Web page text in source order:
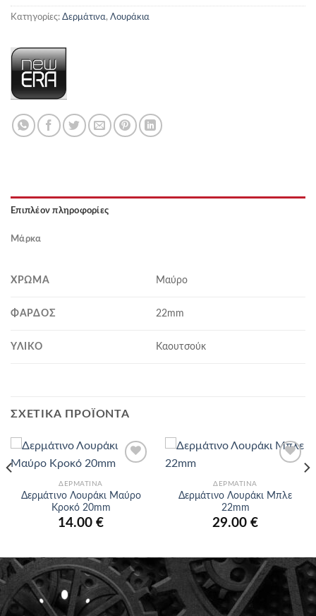
Κατηγορίες: Δερμάτινα, Λουράκια
Επιπλέον πληροφορίες
Μάρκα
ΧΡΏΜΑ Μαύρο
ΦΆΡΔΟΣ 22mm
ΥΛΙΚΌ Καουτσούκ
ΣΧΕΤΙΚΆ ΠΡΟΪΌΝΤΑ
αγαπημένα
ΔΕΡΜΆΤΙΝΑ
Δερμάτινο Λουράκι Μαύρο
Κροκό 20mm
14.00 €
αγαπημένα
ΔΕΡΜΆΤΙΝΑ
Δερμάτινο Λουράκι Μπλε
22mm
29.00 €